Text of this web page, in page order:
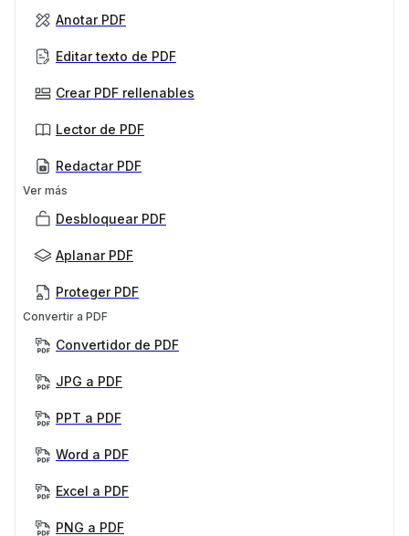
Anotar PDF
Editar texto de PDF
Crear PDF rellenables
Lector de PDF
Redactar PDF
Ver más
Desbloquear PDF
Aplanar PDF
Proteger PDF
Convertir a PDF
Convertidor de PDF
JPG a PDF
PPT a PDF
Word a PDF
Excel a PDF
PNG a PDF